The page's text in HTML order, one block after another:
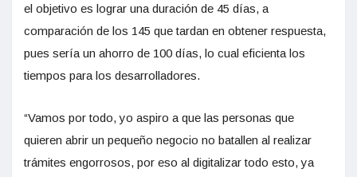
el objetivo es lograr una duración de 45 días, a
comparación de los 145 que tardan en obtener respuesta,
pues sería un ahorro de 100 días, lo cual eficienta los
tiempos para los desarrolladores.
“Vamos por todo, yo aspiro a que las personas que
quieren abrir un pequeño negocio no batallen al realizar
trámites engorrosos, por eso al digitalizar todo esto, ya